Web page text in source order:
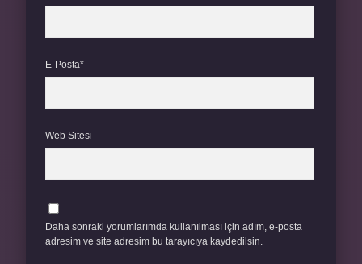
E-Posta*
Web Sitesi
Daha sonraki yorumlarımda kullanılması için adım, e-posta
adresim ve site adresim bu tarayıcıya kaydedilsin.